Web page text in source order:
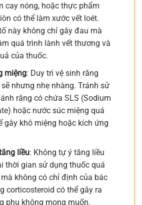
cay nóng, hoặc thực phẩm
có thể làm xước vết loét.
này không chỉ gây đau mà
quá trình lành vết thương và
của thuốc.
miệng: Duy trì vệ sinh răng
nhưng nhẹ nhàng. Tránh sử
răng có chứa SLS (Sodium
hoặc nước súc miệng quá
gây khô miệng hoặc kích ứng
liều: Không tự ý tăng liều
thời gian sử dụng thuốc quá
không có chỉ định của bác
corticosteroid có thể gây ra
phụ không mong muốn.